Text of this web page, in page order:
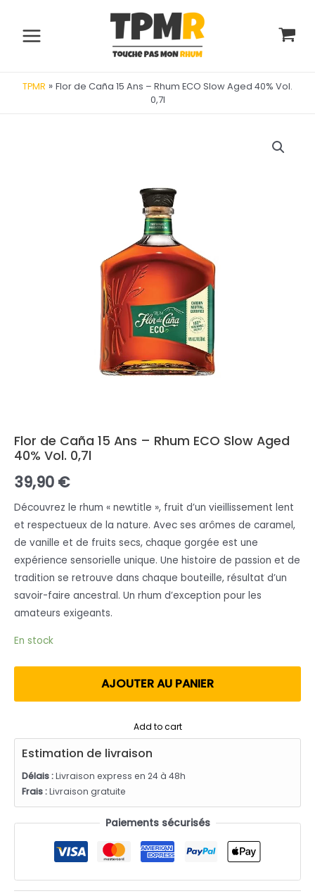
contenu
Main
TPMR » Flor de Caña 15 Ans – Rhum ECO Slow Aged 40% Vol.
0,7l
Flor de Caña 15 Ans – Rhum ECO Slow Aged
40% Vol. 0,7l
39,90 €
Découvrez le rhum « newtitle », fruit d’un vieillissement lent
et respectueux de la nature. Avec ses arômes de caramel,
de vanille et de fruits secs, chaque gorgée est une
expérience sensorielle unique. Une histoire de passion et de
tradition se retrouve dans chaque bouteille, résultat d’un
savoir-faire ancestral. Un rhum d’exception pour les
amateurs exigeants.
En stock
AJOUTER AU PANIER
Add to cart
Estimation de livraison
Délais :Livraison express en 24 à 48h
Frais :Livraison gratuite
Paiements sécurisés